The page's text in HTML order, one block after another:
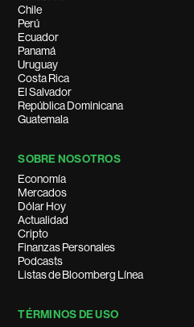
Chile
Perú
Ecuador
Panamá
Uruguay
Costa Rica
El Salvador
República Dominicana
Guatemala
SOBRE NOSOTROS
Economía
Mercados
Dólar Hoy
Actualidad
Cripto
Finanzas Personales
Podcasts
Listas de Bloomberg Línea
TÉRMINOS DE USO